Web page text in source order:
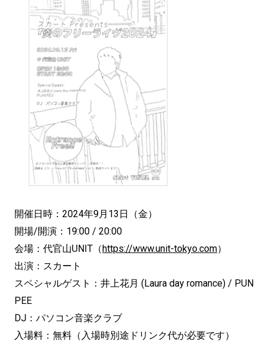
開催日時：2024年9月13日（金）
開場/開演：19:00 / 20:00
会場：代官山UNIT（https://www.unit-tokyo.com）
出演：スカート
スペシャルゲスト：井上花月 (Laura day romance) / PUN
PEE
DJ：パソコン音楽クラブ
入場料：無料（入場時別途ドリンク代が必要です）